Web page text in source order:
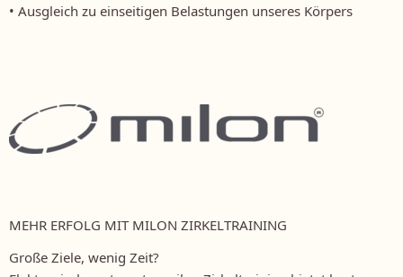
• Ausgleich zu einseitigen Belastungen unseres Körpers
MEHR ERFOLG MIT MILON ZIRKELTRAINING
Große Ziele, wenig Zeit?